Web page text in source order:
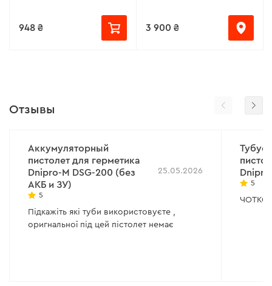
948 ₴ 3 900 ₴
Отзывы
Аккумуляторный
пистолет для герметика
Dnipro-M DSG-200 (без
АКБ и ЗУ)
5
25.05.2026
Підкажіть які туби використовуєте ,
оригнальної під цей пістолет немає
5